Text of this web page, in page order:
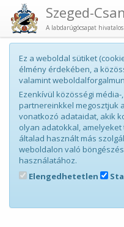
A labdarúgócsapat
Ez a weboldal sütiket
élmény érdekében, a
valamint
Ezenkívül közösségi
partnereinkkel megosztjuk
vonatkozó adataidat, akik
olyan adatokkal,
általad használt más
weboldalon való
használatához.
Elengedhetetlen